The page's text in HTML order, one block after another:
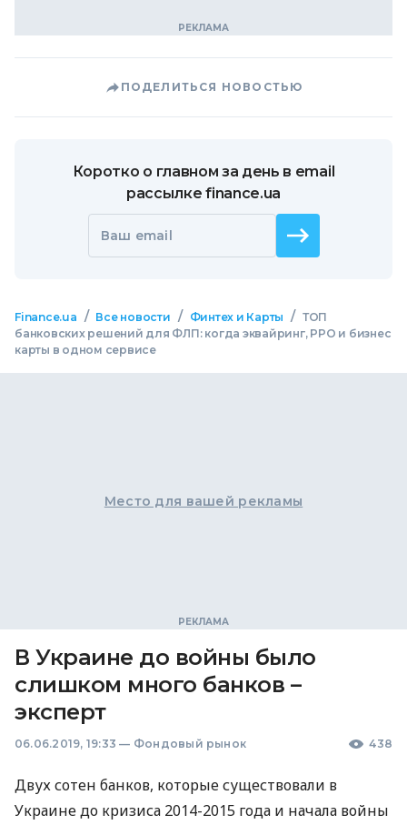
ПОДЕЛИТЬСЯ НОВОСТЬЮ
Коротко о главном за день в email
рассылке finance.ua
Ваш email
Finance.ua / Все новости / Финтех и Карты / ТОП
банковских решений для ФЛП: когда эквайринг, РРО и бизнес
карты в одном сервисе
Место для вашей рекламы
В Украине до войны было
слишком много банков –
эксперт
06.06.2019, 19:33 — Фондовый рынок 438
Двух сотен банков, которые существовали в
Украине до кризиса 2014-2015 года и начала войны